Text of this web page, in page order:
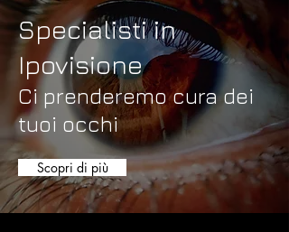
Specialisti in
Ipovisione
Ci prenderemo cura dei
tuoi occhi
Scopri di più